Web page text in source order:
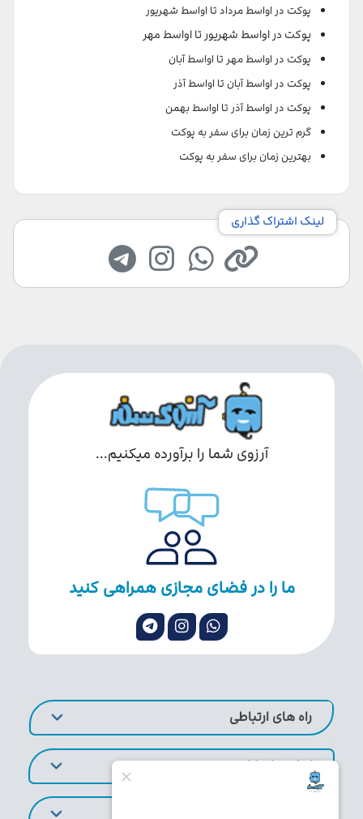
پوکت در اواسط مرداد تا اواسط شهریور
پوکت در اواسط شهریور تا اواسط مهر
پوکت در اواسط مهر تا اواسط آبان
پوکت در اواسط آبان تا اواسط آذر
پوکت در اواسط آذر تا اواسط بهمن
گرم ترین زمان برای سفر به پوکت
بهترین زمان برای سفر به پوکت
لینک اشتراک گذاری
آرزوی شما را برآورده میکنیم...
ما را در فضای مجازی همراهی کنید
راه های ارتباطی
لینک های کاربردی